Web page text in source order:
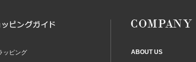
ッピング
ABOUT US